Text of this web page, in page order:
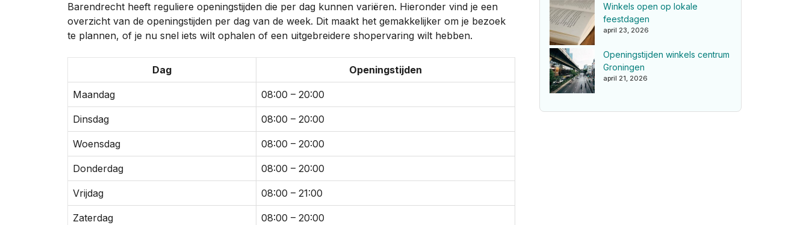
Barendrecht heeft reguliere openingstijden die per dag kunnen variëren. Hieronder vind je een
overzicht van de openingstijden per dag van de week. Dit maakt het gemakkelijker om je bezoek
te plannen, of je nu snel iets wilt ophalen of een uitgebreidere shopervaring wilt hebben.
Dag Openingstijden
Maandag 08:00 – 20:00
Dinsdag 08:00 – 20:00
Woensdag 08:00 – 20:00
Donderdag 08:00 – 20:00
Vrijdag 08:00 – 21:00
Zaterdag 08:00 – 20:00
Winkels open op lokale
feestdagen
april 23, 2026
Openingstijden winkels centrum
Groningen
april 21, 2026